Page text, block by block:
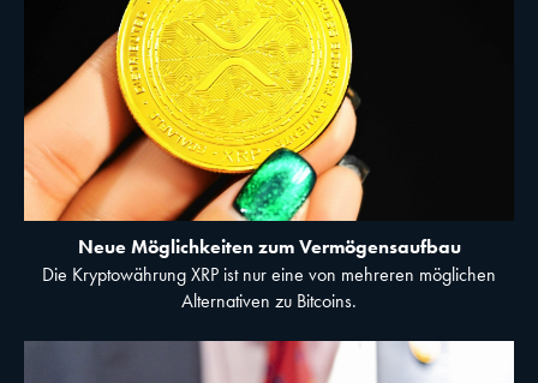
kann, hat verloren. im Bild ein weiteres Beispiel für einen
Memecoin: Dogecoin.
Neue Möglichkeiten zum Vermögensaufbau
Die Kryptowährung XRP ist nur eine von mehreren möglichen
Alternativen zu Bitcoins.